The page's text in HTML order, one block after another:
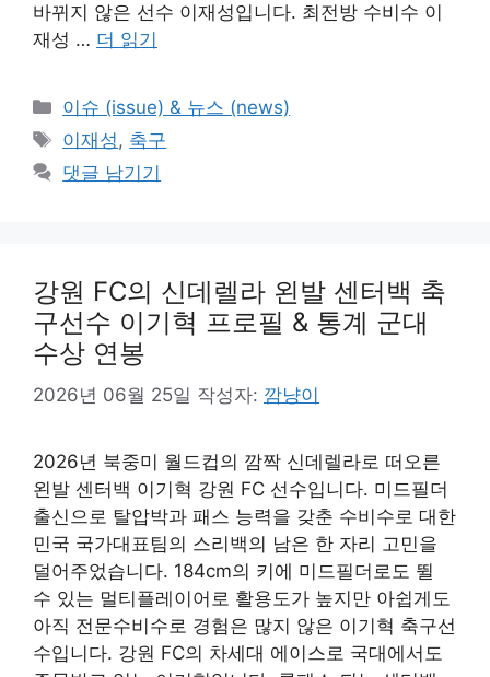
바뀌지 않은 선수 이재성입니다. 최전방 수비수 이
재성 … 더 읽기
카
테
리
이슈 (issue) & 뉴스 (news)
태
그
이재성, 축구
댓글 남기기
강원 FC의 신데렐라 왼발 센터백 축
구선수 이기혁 프로필 & 통계 군대
수상 연봉
2026년 06월 25일 작성자: 깜냥이
2026년 북중미 월드컵의 깜짝 신데렐라로 떠오른
왼발 센터백 이기혁 강원 FC 선수입니다. 미드필더
출신으로 탈압박과 패스 능력을 갖춘 수비수로 대한
민국 국가대표팀의 스리백의 남은 한 자리 고민을
덜어주었습니다. 184cm의 키에 미드필더로도 뛸
수 있는 멀티플레이어로 활용도가 높지만 아쉽게도
아직 전문수비수로 경험은 많지 않은 이기혁 축구선
수입니다. 강원 FC의 차세대 에이스로 국대에서도